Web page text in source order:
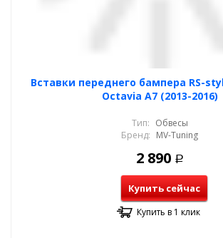
Вставки переднего бампера RS-
Octavia A7 (2013-2016)
Тип: Обвесы
Бренд: MV-Tuning
2 890 Р
Купить сейчас
Купить в 1 клик